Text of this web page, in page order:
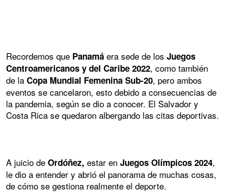
Recordemos que Panamá era sede de los Juegos
Centroamericanos y del Caribe 2022, como también
de la Copa Mundial Femenina Sub-20, pero ambos
eventos se cancelaron, esto debido a consecuencias de
la pandemia, según se dio a conocer. El Salvador y
Costa Rica se quedaron albergando las citas deportivas.
A juicio de Ordóñez, estar en Juegos Olímpicos 2024,
le dio a entender y abrió el panorama de muchas cosas,
de cómo se gestiona realmente el deporte.